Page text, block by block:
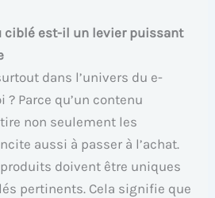
ciblé est-il un levier puissant
dans l’univers du e-
? Parce qu’un contenu
non seulement les
aussi à passer à l’achat.
doivent être uniques
pertinents. Cela signifie que